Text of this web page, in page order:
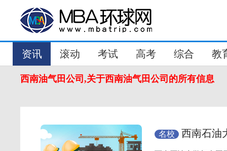
资讯 滚动 考试 高考 综合 教
西南油气田公司,关于西南油气田公司的所有信息
名校
西南石油